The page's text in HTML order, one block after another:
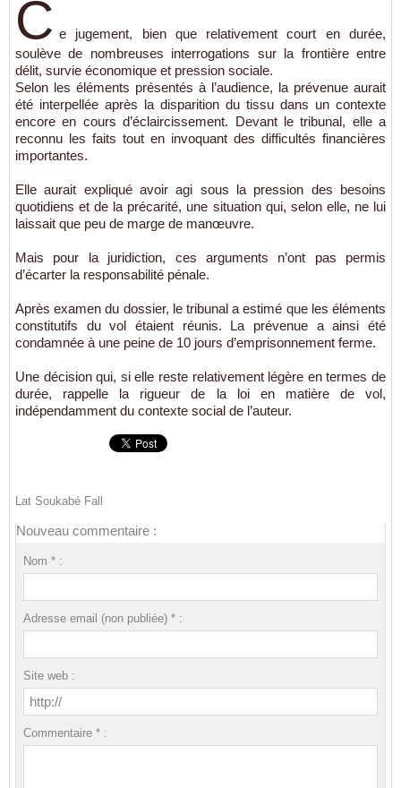
C e jugement, bien que relativement court en durée,
soulève de nombreuses interrogations sur la frontière entre
délit, survie économique et pression sociale.
Selon les éléments présentés à l’audience, la prévenue aurait
été interpellée après la disparition du tissu dans un contexte
encore en cours d’éclaircissement. Devant le tribunal, elle a
reconnu les faits tout en invoquant des difficultés financières
importantes.
Elle aurait expliqué avoir agi sous la pression des besoins
quotidiens et de la précarité, une situation qui, selon elle, ne lui
laissait que peu de marge de manœuvre.
Mais pour la juridiction, ces arguments n’ont pas permis
d’écarter la responsabilité pénale.
Après examen du dossier, le tribunal a estimé que les éléments
constitutifs du vol étaient réunis. La prévenue a ainsi été
condamnée à une peine de 10 jours d’emprisonnement ferme.
Une décision qui, si elle reste relativement légère en termes de
durée, rappelle la rigueur de la loi en matière de vol,
indépendamment du contexte social de l’auteur.
Lat Soukabé Fall
Nouveau commentaire :
Nom * :
Adresse email (non publiée) * :
Site web :
Commentaire * :